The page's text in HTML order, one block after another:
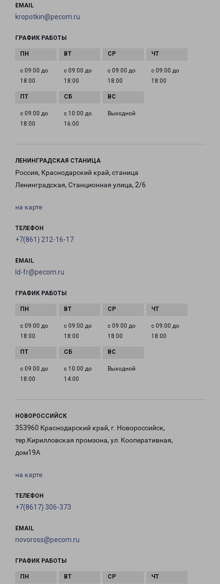
EMAIL
kropotkin@pecom.ru
ГРАФИК РАБОТЫ
с 09:00 до
18:00
с 09:00 до
18:00
с 09:00 до
18:00
с 09:00 до
18:00
с 09:00 до
18:00
с 10:00 до
16:00
Выходной
ЛЕНИНГРАДСКАЯ СТАНИЦА
Россия, Краснодарский край, станица
Ленинградская, Станционная улица, 2/6
на карте
ТЕЛЕФОН
+7(861) 212-16-17
EMAIL
ld-fr@pecom.ru
ГРАФИК РАБОТЫ
с 09:00 до
18:00
с 09:00 до
18:00
с 09:00 до
18:00
с 09:00 до
18:00
с 09:00 до
18:00
с 10:00 до
14:00
Выходной
НОВОРОССИЙСК
353960 Краснодарский край, г. Новороссийск,
тер.Кирилловская промзона, ул. Кооперативная,
дом19А
на карте
ТЕЛЕФОН
+7(8617) 306-373
EMAIL
novoross@pecom.ru
ГРАФИК РАБОТЫ